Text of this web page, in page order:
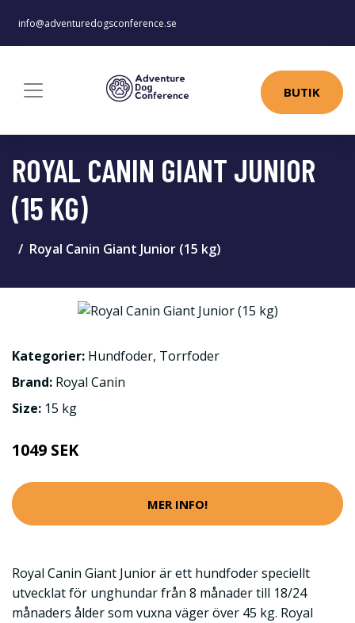
info@adventuredogsconference.se
BUTIK
ROYAL CANIN GIANT JUNIOR
(15 KG)
Royal Canin Giant Junior (15 kg)
Kategorier: Hundfoder, Torrfoder
Brand: Royal Canin
Size: 15 kg
1049 SEK
MER INFO!
Royal Canin Giant Junior är ett hundfoder speciellt
utvecklat för unghundar från 8 månader till 18/24
månaders ålder som vuxna väger över 45 kg. Royal